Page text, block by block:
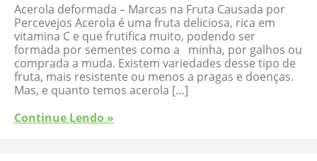
Acerola deformada – Marcas na Fruta Causada por
Percevejos Acerola é uma fruta deliciosa, rica em
vitamina C e que frutifica muito, podendo ser
formada por sementes como a minha, por galhos ou
comprada a muda. Existem variedades desse tipo de
fruta, mais resistente ou menos a pragas e doenças.
Mas, e quanto temos acerola […]
Continue Lendo »